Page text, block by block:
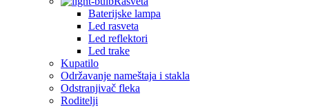
Baterijske lampa
Led rasveta
Led reflektori
Led trake
Kupatilo
Održavanje nameštaja i stakla
Odstranjivač fleka
Roditelji